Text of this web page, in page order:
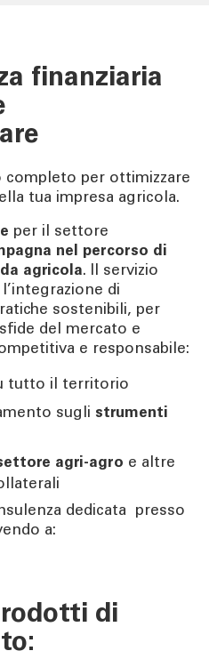
finanziaria
per ottimizzare
tua impresa agricola.
per il settore
nel percorso di
agricola. Il servizio
di
sostenibili, per
del mercato e
e responsabile:
tutto il territorio
sugli strumenti
agri-agro e altre
dedicata presso
a:
di